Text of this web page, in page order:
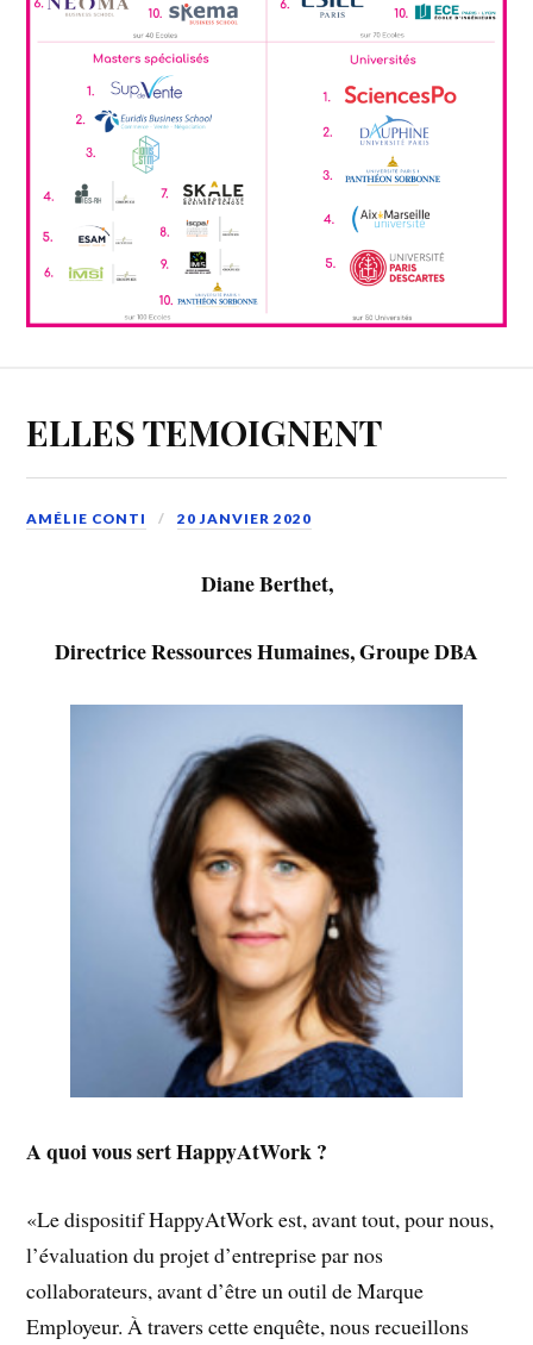
ELLES TEMOIGNENT
AMÉLIE CONTI 20 JANVIER 2020
Diane Berthet,
Directrice Ressources Humaines, Groupe DBA
A quoi vous sert HappyAtWork ?
«Le dispositif HappyAtWork est, avant tout, pour nous,
l’évaluation du projet d’entreprise par nos
collaborateurs, avant d’être un outil de Marque
Employeur. À travers cette enquête, nous recueillons